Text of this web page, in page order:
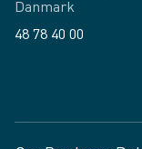
Danmark
48 78 40 00